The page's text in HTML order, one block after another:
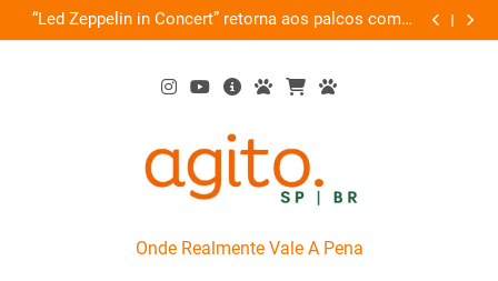
Skip
to
“Led Zeppelin in Concert” retorna aos palcos com a
Nova Orquestra
Cobasi
AgitoSP
Onde Realmente Vale A Pena